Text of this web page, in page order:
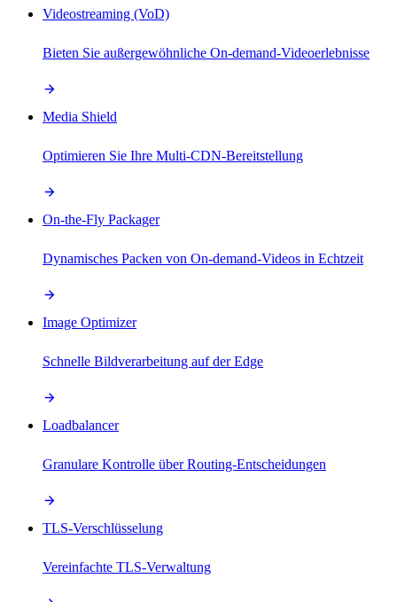
Videostreaming (VoD)
Bieten Sie außergewöhnliche On-demand-Videoerlebnisse
Media Shield
Optimieren Sie Ihre Multi-CDN-Bereitstellung
On-the-Fly Packager
Dynamisches Packen von On-demand-Videos in Echtzeit
Image Optimizer
Schnelle Bildverarbeitung auf der Edge
Loadbalancer
Granulare Kontrolle über Routing-Entscheidungen
TLS-Verschlüsselung
Vereinfachte TLS-Verwaltung